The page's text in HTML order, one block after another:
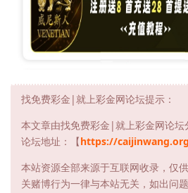
找免费彩金|就上彩金网论坛提示：
本文章由找免费彩金|就上彩金网论坛
论坛地址：【https://caijinwang.org
本站资源全部来源于互联网收录，仅
关赌博行为一律与本站无关，如出问